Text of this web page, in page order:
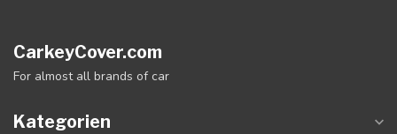
CarkeyCover.com
For almost all brands of car
Kategorien